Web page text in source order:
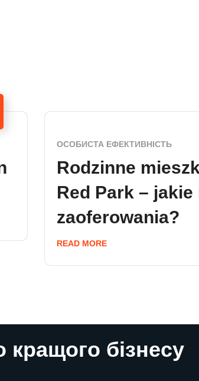
ОСОБИСТА ЕФЕКТИВНІСТЬ
Rodzinne
Red Park – jakie
zaoferowania?
READ MORE
бізнесу